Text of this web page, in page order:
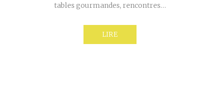
tables gourmandes, rencontres…
LIRE